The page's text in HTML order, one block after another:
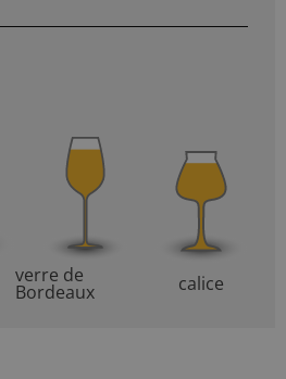
verre de
Bordeaux calice